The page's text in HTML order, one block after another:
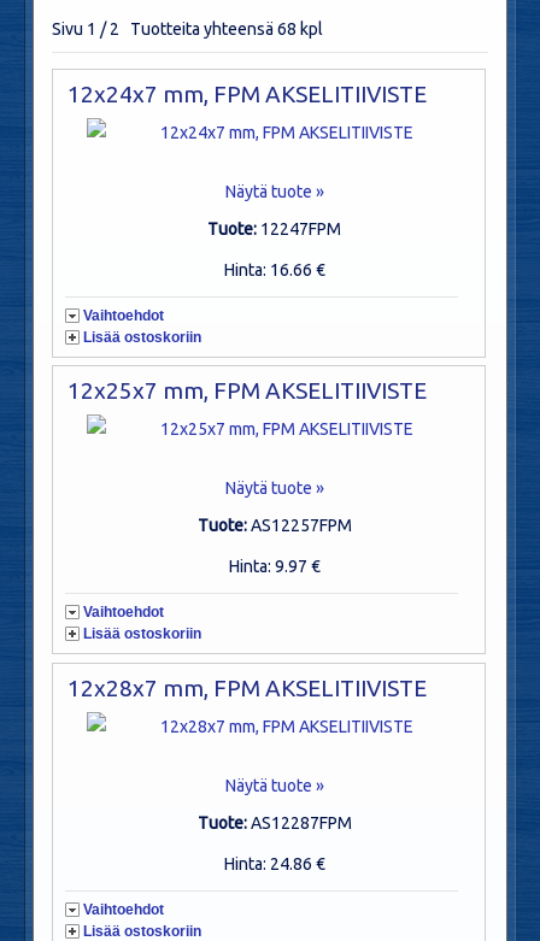
Sivu 1 / 2 Tuotteita yhteensä 68 kpl
12x24x7 mm, FPM AKSELITIIVISTE
Näytä tuote »
Tuote: 12247FPM
Hinta: 16.66 €
Vaihtoehdot
Lisää ostoskoriin
12x25x7 mm, FPM AKSELITIIVISTE
Näytä tuote »
Tuote:AS12257FPM
Hinta: 9.97 €
Vaihtoehdot
Lisää ostoskoriin
12x28x7 mm, FPM AKSELITIIVISTE
Näytä tuote »
Tuote:AS12287FPM
Hinta: 24.86 €
Vaihtoehdot
Lisää ostoskoriin